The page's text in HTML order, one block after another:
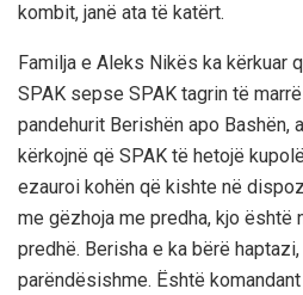
kombit, janë ata të katërt.
Familja e Aleks Nikës ka kërkuar
SPAK sepse SPAK tagrin të
pandehurit Berishën apo Bashën,
kërkojnë që SPAK të hetojë
ezauroi kohën që kishte në
me gëzhoja me predha, kjo është
predhë. Berisha e ka bërë
parëndësishme. Është